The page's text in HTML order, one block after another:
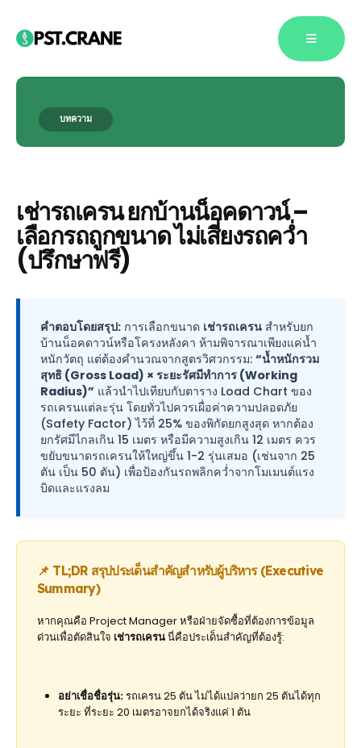
บทความ
Blog Single
เช่ารถเครน ยกบ้านน็อคดาวน์ –
เลือกรถถูกขนาด ไม่เสี่ยงรถคว่ำ
(ปรึกษาฟรี)
คำตอบโดยสรุป: การเลือกขนาด เช่ารถเครน สำหรับยก
บ้านน็อคดาวน์หรือโครงหลังคา ห้ามพิจารณาเพียงแค่น้ำ
หนักวัตถุ แต่ต้องคำนวณจากสูตรวิศวกรรม: “น้ำหนักรวม
สุทธิ (Gross Load) × ระยะรัศมีทำการ (Working
Radius)” แล้วนำไปเทียบกับตาราง Load Chart ของ
รถเครนแต่ละรุ่น โดยทั่วไปควรเผื่อค่าความปลอดภัย
(Safety Factor) ไว้ที่ 25% ของพิกัดยกสูงสุด หากต้อง
ยกรัศมีไกลเกิน 15 เมตร หรือมีความสูงเกิน 12 เมตร ควร
ขยับขนาดรถเครนให้ใหญ่ขึ้น 1-2 รุ่นเสมอ (เช่นจาก 25
ตัน เป็น 50 ตัน) เพื่อป้องกันรถพลิกคว่ำจากโมเมนต์แรง
บิดและแรงลม
📌 TL;DR สรุปประเด็นสำคัญสำหรับผู้บริหาร (Executive
Summary)
หากคุณคือ Project Manager หรือฝ่ายจัดซื้อที่ต้องการข้อมูล
ด่วนเพื่อตัดสินใจ เช่ารถเครนนี่คือประเด็นสำคัญที่ต้องรู้:
อย่าเชื่อชื่อรุ่น:รถเครน 25 ตัน ไม่ได้แปลว่ายก 25 ตันได้ทุก
ระยะ ที่ระยะ 20 เมตรอาจยกได้จริงแค่ 1 ตัน